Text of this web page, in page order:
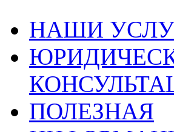
НАШИ
ПОЛЕЗНАЯ